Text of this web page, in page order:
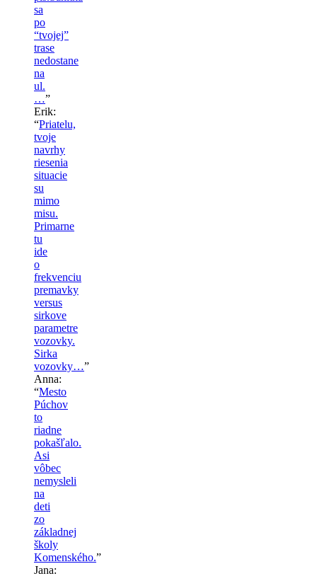
sa
po
“tvojej”
trase
nedostane
na
ul.
…”
Erik:
“Priatelu,
tvoje
navrhy
riesenia
situacie
su
mimo
misu.
Primarne
tu
ide
o
frekvenciu
premavky
versus
sirkove
parametre
vozovky.
Sirka
vozovky…”
Anna:
“Mesto
Púchov
to
riadne
pokašľalo.
Asi
vôbec
nemysleli
na
deti
zo
základnej
školy
Komenského.”
Jana: